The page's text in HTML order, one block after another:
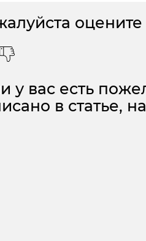
оцените
у вас есть
в статье,